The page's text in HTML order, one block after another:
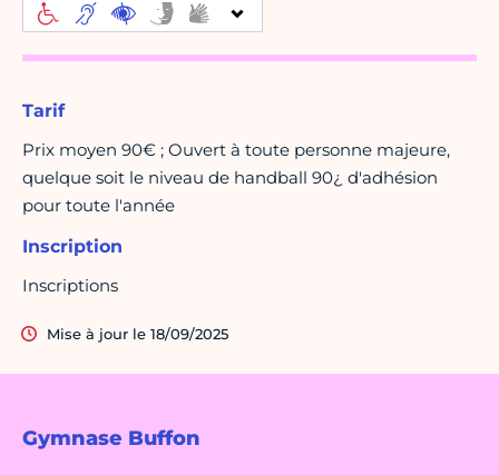
Gymnase Buffon
Tarif
Prix moyen 90€ ; Ouvert à toute personne majeure,
quelque soit le niveau de handball 90¿ d'adhésion
pour toute l'année
Inscription
Inscriptions
Mise à jour le 18/09/2025